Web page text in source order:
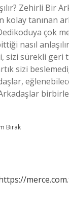
Zehirli Bir
kolay tanınan
çok
nasıl
sizi sürekli
sizi
Bırak